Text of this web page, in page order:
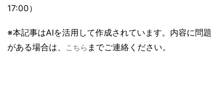
17:00）
※本記事はAIを活用して作成されています。内容に問題
がある場合は、
こちら までご連絡ください。